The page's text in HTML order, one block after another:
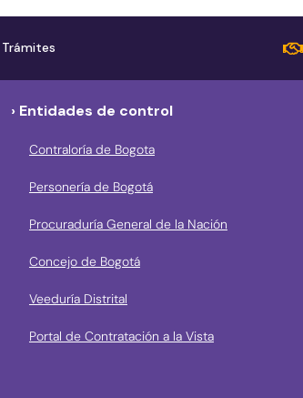
Trámites
› Entidades de control
Contraloría de Bogota
Personería de Bogotá
Procuraduría General de la Nación
Concejo de Bogotá
Veeduría Distrital
Portal de Contratación a la Vista